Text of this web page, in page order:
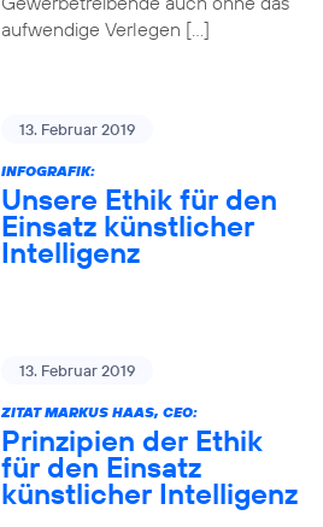
aufwendige Verlegen […]
13. Februar 2019
INFOGRAFIK:
Unsere Ethik für den
Einsatz künstlicher
Intelligenz
13. Februar 2019
ZITAT MARKUS HAAS, CEO:
Prinzipien der Ethik
für den Einsatz
künstlicher Intelligenz